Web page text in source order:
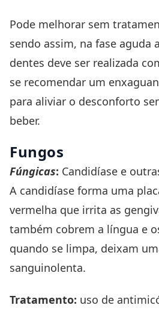
Pode melhorar sem
sendo assim, na fase aguda
dentes deve ser realizada
se recomendar um
para aliviar o desconforto
beber.
Fungos
Fúngicas: Candidíase e
A candidíase forma uma
vermelha que irrita as
também cobrem a língua e
quando se limpa, deixam
sanguinolenta.
Tratamento: uso de